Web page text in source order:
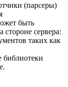
(парсеры)
быть
стороне сервера:
таких как
библиотеки